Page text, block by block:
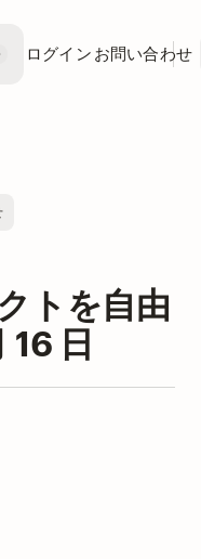
ログイン お問い合わせ
トを自由
16 日